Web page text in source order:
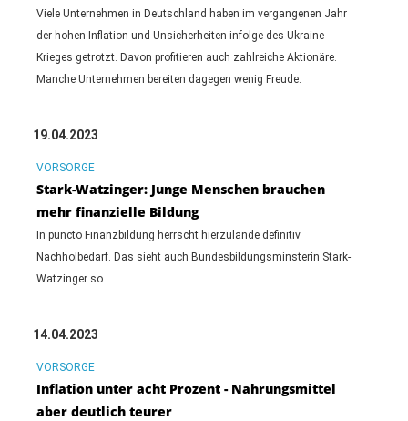
Viele Unternehmen in Deutschland haben im vergangenen Jahr
der hohen Inflation und Unsicherheiten infolge des Ukraine-
Krieges getrotzt. Davon profitieren auch zahlreiche Aktionäre.
Manche Unternehmen bereiten dagegen wenig Freude.
19.04.2023
VORSORGE
Stark-Watzinger: Junge Menschen brauchen
mehr finanzielle Bildung
In puncto Finanzbildung herrscht hierzulande definitiv
Nachholbedarf. Das sieht auch Bundesbildungsminsterin Stark-
Watzinger so.
14.04.2023
VORSORGE
Inflation unter acht Prozent - Nahrungsmittel
aber deutlich teurer